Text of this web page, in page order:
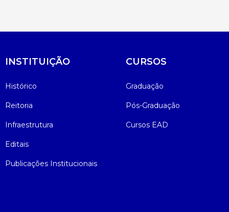
INSTITUIÇÃO
Histórico
Reitoria
Infraestrutura
Editais
Publicações Institucionais
CURSOS
Graduação
Pós-Graduação
Cursos EAD